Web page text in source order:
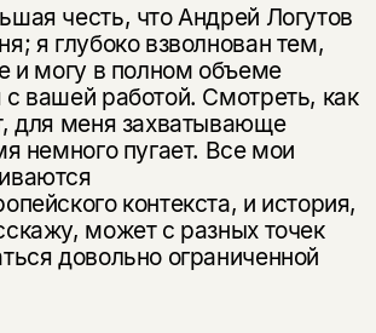
честь, что Андрей Логутов
я глубоко взволнован тем,
и могу в полном объеме
с вашей работой. Смотреть, как
для меня захватывающе
немного пугает. Все мои
контекста, и история,
может с разных точек
довольно ограниченной